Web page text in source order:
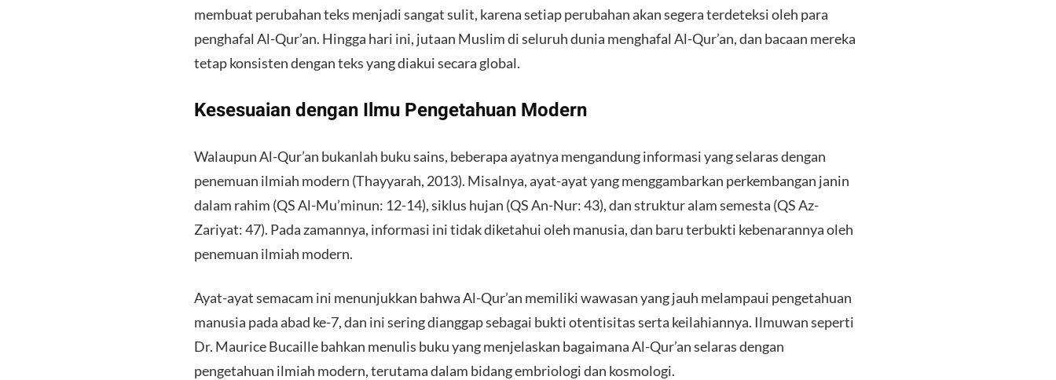
membuat perubahan teks menjadi sangat sulit, karena setiap perubahan akan segera terdeteksi oleh para
penghafal Al-Qur’an. Hingga hari ini, jutaan Muslim di seluruh dunia menghafal Al-Qur’an, dan bacaan mereka
tetap konsisten dengan teks yang diakui secara global.
Kesesuaian dengan Ilmu Pengetahuan Modern
Walaupun Al-Qur’an bukanlah buku sains, beberapa ayatnya mengandung informasi yang selaras dengan
penemuan ilmiah modern (Thayyarah, 2013). Misalnya, ayat-ayat yang menggambarkan perkembangan janin
dalam rahim (QS Al-Mu’minun: 12-14), siklus hujan (QS An-Nur: 43), dan struktur alam semesta (QS Az-
Zariyat: 47). Pada zamannya, informasi ini tidak diketahui oleh manusia, dan baru terbukti kebenarannya oleh
penemuan ilmiah modern.
Ayat-ayat semacam ini menunjukkan bahwa Al-Qur’an memiliki wawasan yang jauh melampaui pengetahuan
manusia pada abad ke-7, dan ini sering dianggap sebagai bukti otentisitas serta keilahiannya. Ilmuwan seperti
Dr. Maurice Bucaille bahkan menulis buku yang menjelaskan bagaimana Al-Qur’an selaras dengan
pengetahuan ilmiah modern, terutama dalam bidang embriologi dan kosmologi.